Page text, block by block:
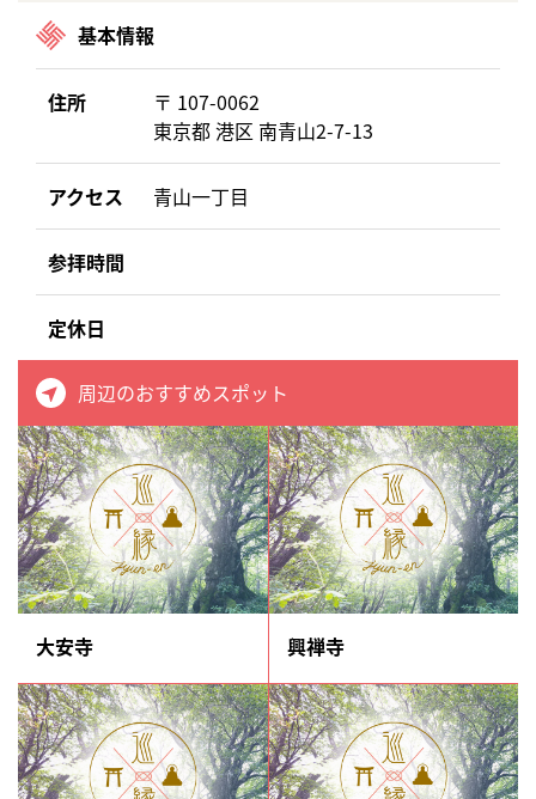
基本情報
住所
〒 107-0062
東京都 港区 南青山2-7-13
アクセス 青山一丁目
参拝時間
定休日
周辺のおすすめスポット
大安寺 興禅寺